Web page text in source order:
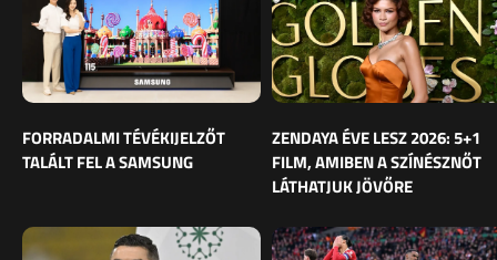
FORRADALMI TÉVÉKIJELZŐT
TALÁLT FEL A SAMSUNG
ZENDAYA ÉVE LESZ 2026: 5+1
FILM, AMIBEN A SZÍNÉSZNŐT
LÁTHATJUK JÖVŐRE